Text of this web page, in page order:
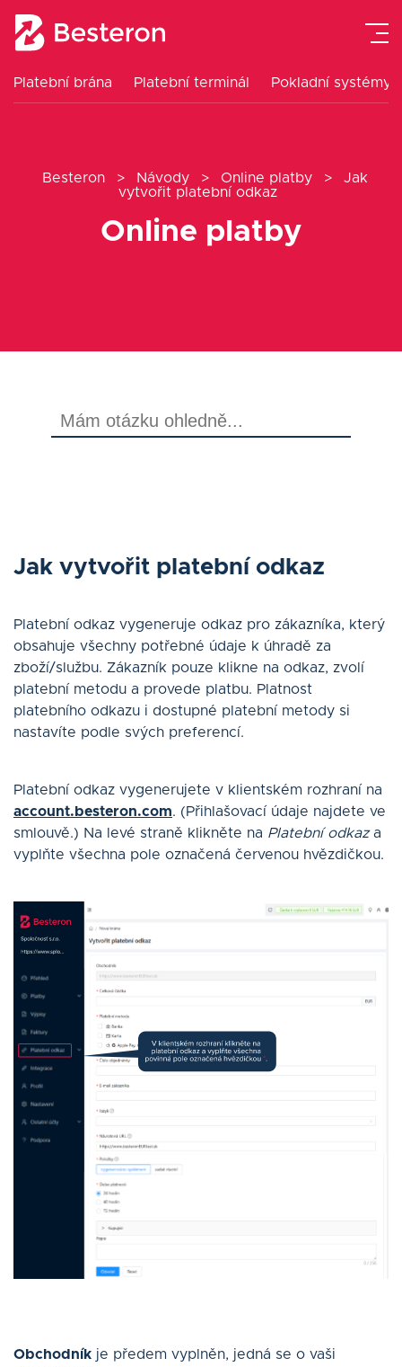
Platební brána Platební terminál Pokladní systémy
MÁM ZÁJEM
Blog
Platební brána
Platební terminál
Besteron > Návody > Online platby >
Jak
vytvořit platební odkaz
Online platby
Jak vytvořit platební odkaz
Platební odkaz vygeneruje odkaz pro zákazníka, který
obsahuje všechny potřebné údaje k úhradě za
zboží/službu. Zákazník pouze klikne na odkaz, zvolí
platební metodu a provede platbu. Platnost
platebního odkazu i dostupné platební metody si
nastavíte podle svých preferencí.
Platební odkaz vygenerujete v klientském rozhraní na
account.besteron.com. (Přihlašovací údaje najdete ve
smlouvě.) Na levé straně klikněte na Platební odkaza
vyplňte všechna pole označená červenou hvězdičkou.
Obchodník je předem vyplněn, jedná se o vaši